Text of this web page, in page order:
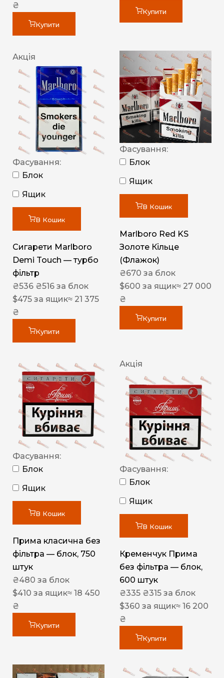
₴
Купити
Купити
Акція
Фасування:
Блок
Ящик
В Кошик
Сигарети Marlboro
Demi Touch — турбо
фільтр
₴536 ₴516 за блок
$475 за ящик≈ 21 375
₴
Купити
Фасування:
Блок
Ящик
В Кошик
Marlboro Red KS
Золоте Кільце
(Флажок)
₴670 за блок
$600 за ящик≈ 27 000
₴
Купити
Фасування:
Блок
Ящик
В Кошик
Прима класична без
фільтра — блок, 750
штук
₴480 за блок
$410 за ящик≈ 18 450
₴
Купити
Акція
Фасування:
Блок
Ящик
В Кошик
Кременчук Прима
без фільтра — блок,
600 штук
₴335 ₴315 за блок
$360 за ящик≈ 16 200
₴
Купити